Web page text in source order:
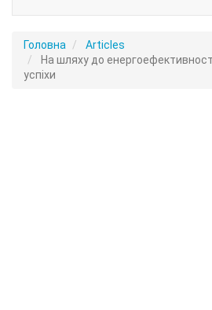
Головна
Articles
На шляху до
успіхи